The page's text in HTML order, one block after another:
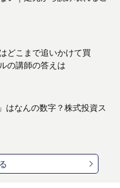
どこまで追いかけて買
の講師の答えは
はなんの数字？株式投資ス